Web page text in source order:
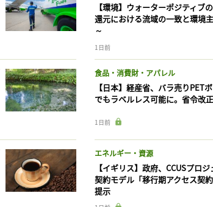
【環境】ウォーターポジティブ
還元における流域の一致と環境
～
1日前
食品・消費財・アパレル
【日本】経産省、バラ売りPET
でもラベルレス可能に。省令改正
1日前
エネルギー・資源
【イギリス】政府、CCUSプロ
契約モデル「移行期アクセス契
提示